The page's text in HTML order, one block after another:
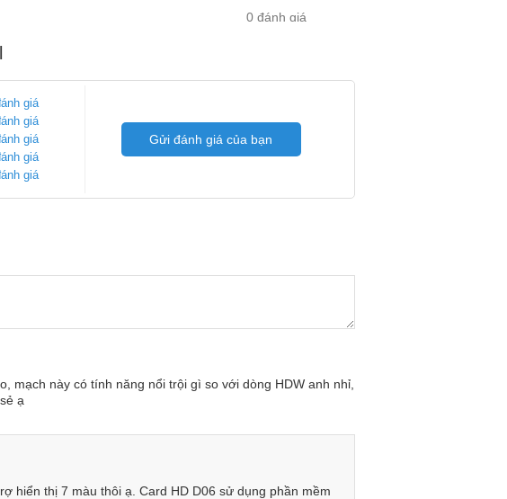
0 đánh giá
giá
giá
giá
giá
giá
Gửi đánh giá của bạn
mạch này có tính năng nổi trội gì so với dòng HDW anh nhỉ,
ạ
hiển thị 7 màu thôi ạ. Card HD D06 sử dụng phần mềm